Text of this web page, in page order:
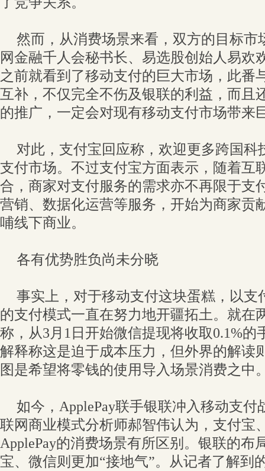
然而，从消费场景来看，双方的目标市
网金融千人会秘书长、易选股创始人易欢
之前就看到了移动支付的巨大市场，此番
互补，不仅完全不伤及银联的利益，而且
的推广，一定会对现有移动支付市场带来
对此，支付宝回应称，欢迎更多跨国科
支付市场。不过支付宝方面表示，随着互
合，商家对支付服务的需求亦不再限于支
营销、数据化运营等服务，开始为商家贡
哺线下商业。
各有优势胜负尚未分晓
事实上，对于移动支付这块蛋糕，以支
的支付模式一直在努力地开疆拓土。就在
称，从3月1日开始微信提现将收取0.1%的
解释称这是迫于成本压力，但外界的解读
图是希望将零钱的使用导入场景消费之中
如今，ApplePay联手银联冲入移动支付
联网商业模式分析师郝智伟认为，支付宝
ApplePay的消费场景有所区别。银联的布
宝、微信则更加“接地气”。从记者了解到